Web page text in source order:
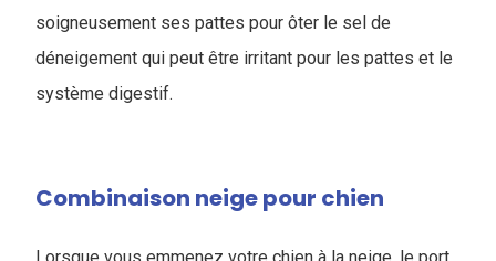
soigneusement ses pattes pour ôter le sel de
déneigement qui peut être irritant pour les pattes et le
système digestif.
Combinaison neige pour chien